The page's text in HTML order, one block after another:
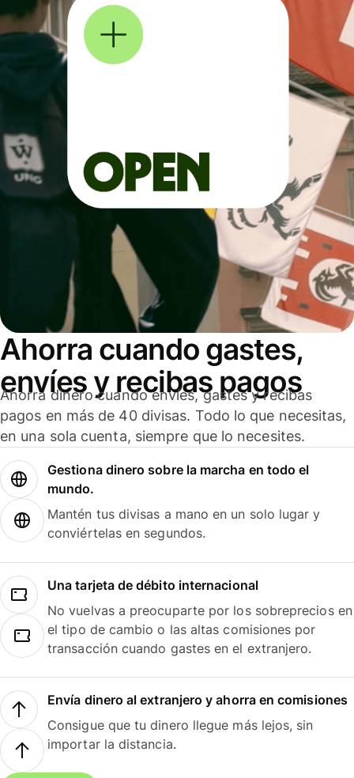
Ahorra cuando gastes,
envíes y recibas pagos
Ahorra dinero cuando envíes, gastes y recibas
pagos en más de 40 divisas. Todo lo que necesitas,
en una sola cuenta, siempre que lo necesites.
Gestiona dinero sobre la marcha en todo el
mundo.
Mantén tus divisas a mano en un solo lugar y
conviértelas en segundos.
Una tarjeta de débito internacional
No vuelvas a preocuparte por los sobreprecios en
el tipo de cambio o las altas comisiones por
transacción cuando gastes en el extranjero.
Envía dinero al extranjero y ahorra en comisiones
Consigue que tu dinero llegue más lejos, sin
importar la distancia.